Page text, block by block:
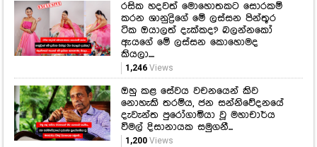
රසික හදවත් මොහොතකට සොරකම්
කරන ශානුද්‍රිගේ මේ ලස්සන පින්තූර
ටික ඔයාලත් දැක්කද? බලන්නකෝ
ඇයගේ මේ ලස්සන කොහොමද
කියලා....
1,246Views
ඔහු කළ සේවය වචනයෙන් කිව
නොහැකි තරම්ය, ජන සන්නිවේදනයේ
දැවැන්ත පුරෝගාමියා වූ මහාචාර්ය
විමල් දිසානායක සමුගනී...
1,200Views